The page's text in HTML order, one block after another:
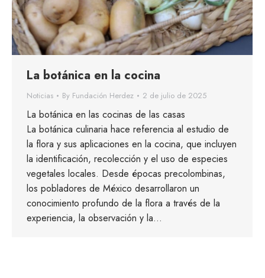
La botánica en la cocina
Noticias By Fundación Herdez 2 de julio de 2025
La botánica en las cocinas de las casas
La botánica culinaria hace referencia al estudio de
la flora y sus aplicaciones en la cocina, que incluyen
la identificación, recolección y el uso de especies
vegetales locales. Desde épocas precolombinas,
los pobladores de México desarrollaron un
conocimiento profundo de la flora a través de la
experiencia, la observación y la…